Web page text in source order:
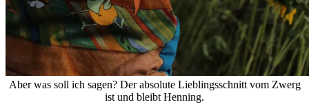
Aber was soll ich sagen? Der absolute Lieblingsschnitt vom Zwerg
ist und bleibt Henning.